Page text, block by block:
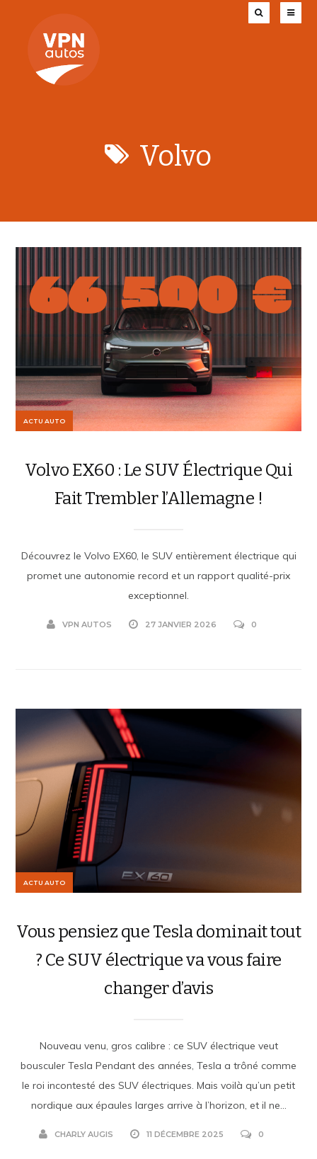
Volvo
ACTU AUTO
Volvo EX60 : Le SUV Électrique Qui
Fait Trembler l’Allemagne !
Découvrez le Volvo EX60, le SUV entièrement électrique qui
promet une autonomie record et un rapport qualité-prix
exceptionnel.
VPN AUTOS 27 JANVIER 2026 0
ACTU AUTO
Vous pensiez que Tesla dominait tout
? Ce SUV électrique va vous faire
changer d’avis
Nouveau venu, gros calibre : ce SUV électrique veut
bousculer Tesla Pendant des années, Tesla a trôné comme
le roi incontesté des SUV électriques. Mais voilà qu’un petit
nordique aux épaules larges arrive à l’horizon, et il ne...
CHARLY AUGIS 11 DÉCEMBRE 2025 0